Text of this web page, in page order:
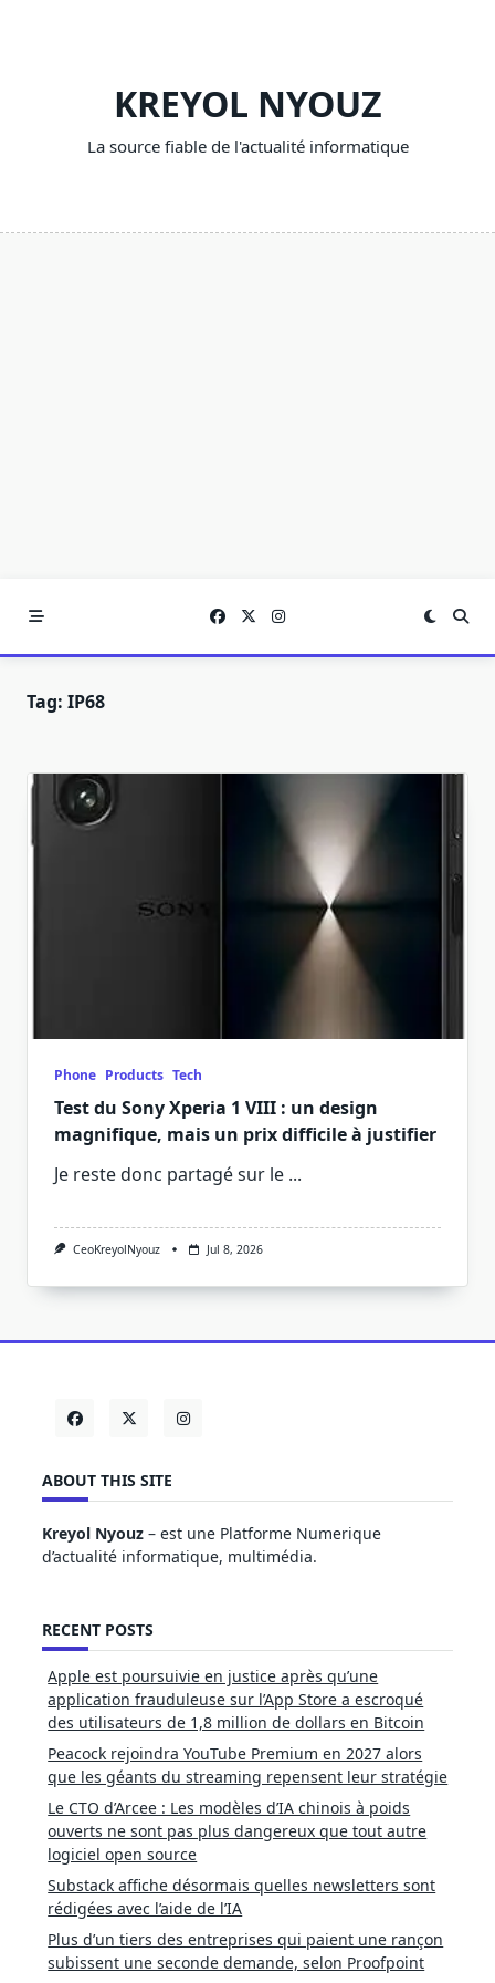
KREYOL NYOUZ
La source fiable de l'actualité informatique
Tag: IP68
Phone Products Tech
Test du Sony Xperia 1 VIII : un design
magnifique, mais un prix difficile à justifier
Je reste donc partagé sur le ...
CeoKreyolNyouz Jul 8, 2026
ABOUT THIS SITE
Kreyol Nyouz – est une Platforme Numerique
d’actualité informatique, multimédia.
RECENT POSTS
Apple est poursuivie en justice après qu’une
application frauduleuse sur l’App Store a escroqué
des utilisateurs de 1,8 million de dollars en Bitcoin
Peacock rejoindra YouTube Premium en 2027 alors
que les géants du streaming repensent leur stratégie
Le CTO d’Arcee : Les modèles d’IA chinois à poids
ouverts ne sont pas plus dangereux que tout autre
logiciel open source
Substack affiche désormais quelles newsletters sont
rédigées avec l’aide de l’IA
Plus d’un tiers des entreprises qui paient une rançon
subissent une seconde demande, selon Proofpoint